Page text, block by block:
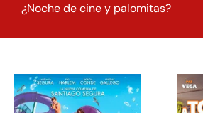
¿Noche de cine y palomitas?